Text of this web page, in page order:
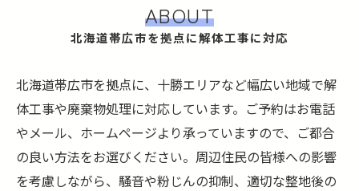
北海道帯広市を拠点に解体工事に対応
ABOUT
北海道帯広市を拠点に、十勝エリアなど幅広い地域で解
体工事や廃棄物処理に対応しています。ご予約はお電話
やメール、ホームページより承っていますので、ご都合
の良い方法をお選びください。周辺住民の皆様への影響
を考慮しながら、騒音や粉じんの抑制、適切な整地後の